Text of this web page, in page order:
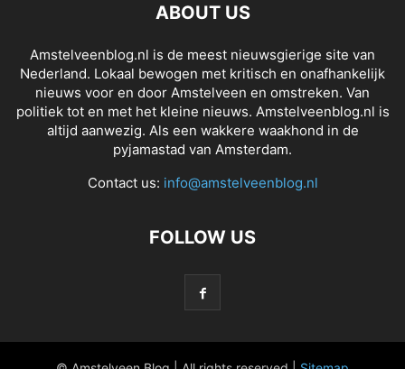
ABOUT US
Amstelveenblog.nl is de meest nieuwsgierige site van
Nederland. Lokaal bewogen met kritisch en onafhankelijk
nieuws voor en door Amstelveen en omstreken. Van
politiek tot en met het kleine nieuws. Amstelveenblog.nl is
altijd aanwezig. Als een wakkere waakhond in de
pyjamastad van Amsterdam.
Contact us: info@amstelveenblog.nl
FOLLOW US